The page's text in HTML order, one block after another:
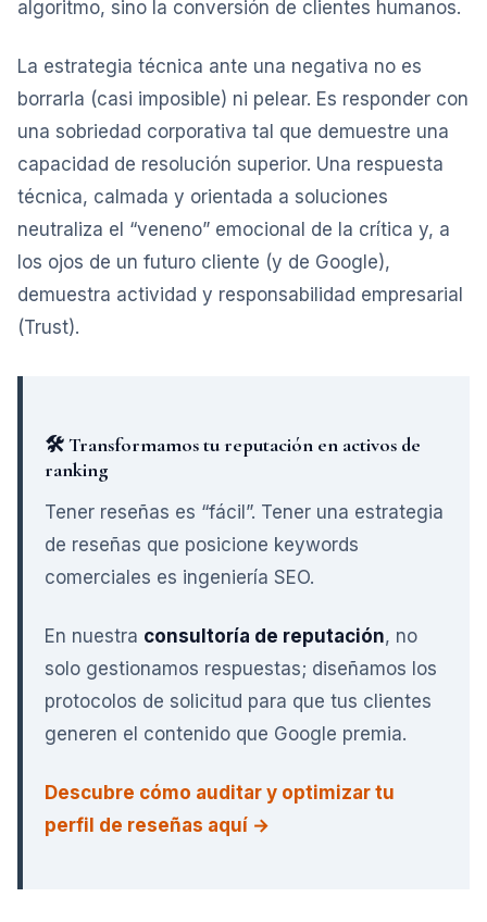
algoritmo, sino la conversión de clientes humanos.
La estrategia técnica ante una negativa no es
borrarla (casi imposible) ni pelear. Es responder con
una sobriedad corporativa tal que demuestre una
capacidad de resolución superior. Una respuesta
técnica, calmada y orientada a soluciones
neutraliza el “veneno” emocional de la crítica y, a
los ojos de un futuro cliente (y de Google),
demuestra actividad y responsabilidad empresarial
(Trust).
🛠️ Transformamos tu reputación en activos de
ranking
Tener reseñas es “fácil”. Tener una estrategia
de reseñas que posicione keywords
comerciales es ingeniería SEO.
En nuestra consultoría de reputación, no
solo gestionamos respuestas; diseñamos los
protocolos de solicitud para que tus clientes
generen el contenido que Google premia.
Descubre cómo auditar y optimizar tu
perfil de reseñas aquí →